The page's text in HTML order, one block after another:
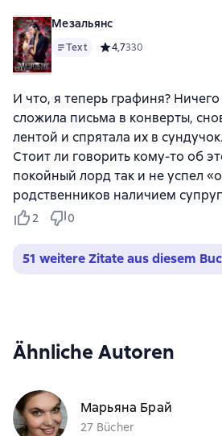
Мезальянс
Text Средний рейтинг 4,7 на
4,7330
И что, я теперь графиня?
сложила письма в конверты,
лентой и спрятала их в
Стоит ли говорить кому-то об
покойный лорд так и не успел
родственников наличием
2 0
51 weitere Zitate aus diesem
Ähnliche Autoren
Марьяна Брай
27 Bücher